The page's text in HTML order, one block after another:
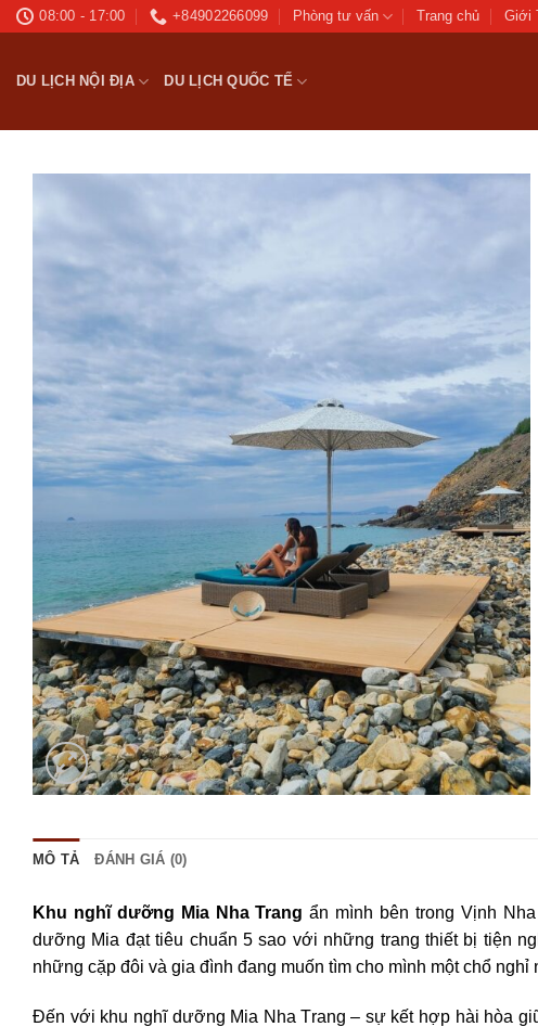
Bỏ
08:00 - 17:00 +84902266099 Phòng tư vấn Trang chủ Giới
DU LỊCH NỘI ĐỊA DU LỊCH QUỐC TẾ
MÔ TẢ ĐÁNH GIÁ (0)
Khu nghĩ dưỡng Mia Nha Trang ẩn mình bên trong Vịnh
dưỡng Mia đạt tiêu chuẩn 5 sao với những trang thiết bị tiện
những cặp đôi và gia đình đang muốn tìm cho mình một chổ
Đến với khu nghĩ dưỡng Mia Nha Trang – sự kết hợp hài hòa